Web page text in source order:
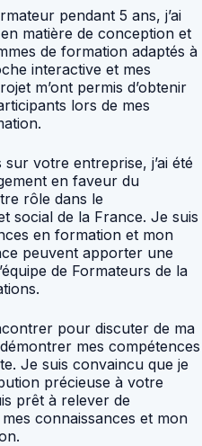
pendant 5 ans, j’ai
matière de conception et
de formation adaptés à
interactive et mes
m’ont permis d’obtenir
lors de mes
votre entreprise, j’ai été
en faveur du
rôle dans le
social de la France. Je suis
en formation et mon
peuvent apporter une
de Formateurs de la
pour discuter de ma
mes compétences
Je suis convaincu que je
précieuse à votre
prêt à relever de
connaissances et mon